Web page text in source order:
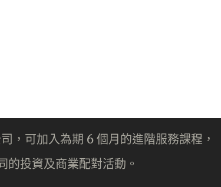
，可加入為期 6 個月的進階服務課程，
投資及商業配對活動。